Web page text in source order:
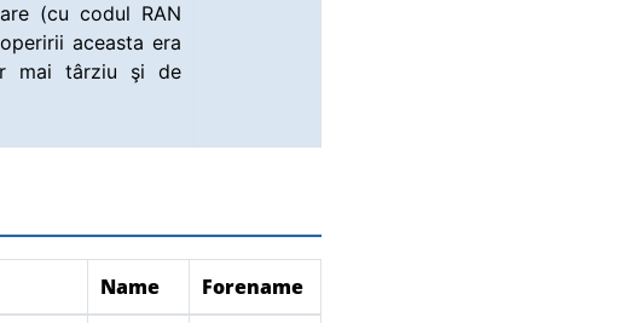
(cu codul RAN
aceasta era
mai târziu şi de
Name Forename